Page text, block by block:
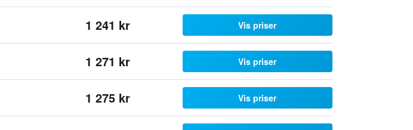
1 241 kr Vis priser
1 271 kr Vis priser
1 275 kr Vis priser